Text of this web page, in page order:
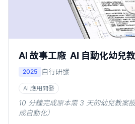
AI 故事工廠 AI 自動化幼兒
2025 自行研發
AI 應用開發
10 分鐘完成原本需 3 天的幼兒教案
成自動化）